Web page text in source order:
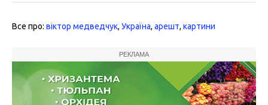
Все про: віктор медведчук, Україна, арешт, картини
РЕКЛАМА